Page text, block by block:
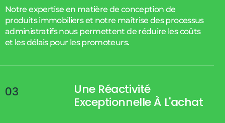
Notre expertise en matière de conception de
produits immobiliers et notre maîtrise des processus
administratifs nous permettent de réduire les coûts
et les délais pour les promoteurs.
03
Une Réactivité
Exceptionnelle À L'achat